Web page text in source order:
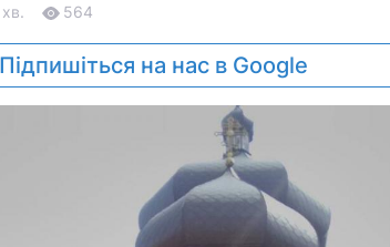
хв. 564
Підпишіться на нас в Google